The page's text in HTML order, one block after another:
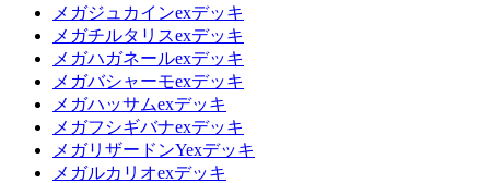
メガジュカインexデッキ
メガチルタリスexデッキ
メガハガネールexデッキ
メガバシャーモexデッキ
メガハッサムexデッキ
メガフシギバナexデッキ
メガリザードンYexデッキ
メガルカリオexデッキ